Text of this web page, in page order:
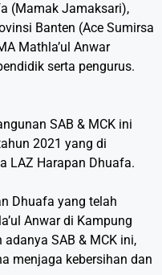
(Mamak Jamaksari),
Banten (Ace Sumirsa
Mathla’ul Anwar
serta pengurus.
SAB & MCK ini
2021 yang di
LAZ Harapan Dhuafa.
Dhuafa yang telah
Anwar di Kampung
SAB & MCK ini,
menjaga kebersihan dan